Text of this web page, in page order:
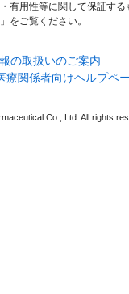
用性等に関して保証す
をご覧ください。
の取扱いのご案内
療関係者向けヘルプペ
Co., Ltd. All rights